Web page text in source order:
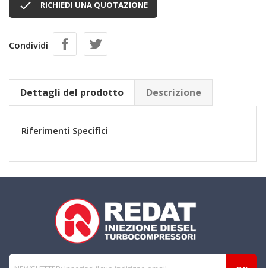
 RICHIEDI UNA QUOTAZIONE
Condividi
Dettagli del prodotto Descrizione
Riferimenti Specifici